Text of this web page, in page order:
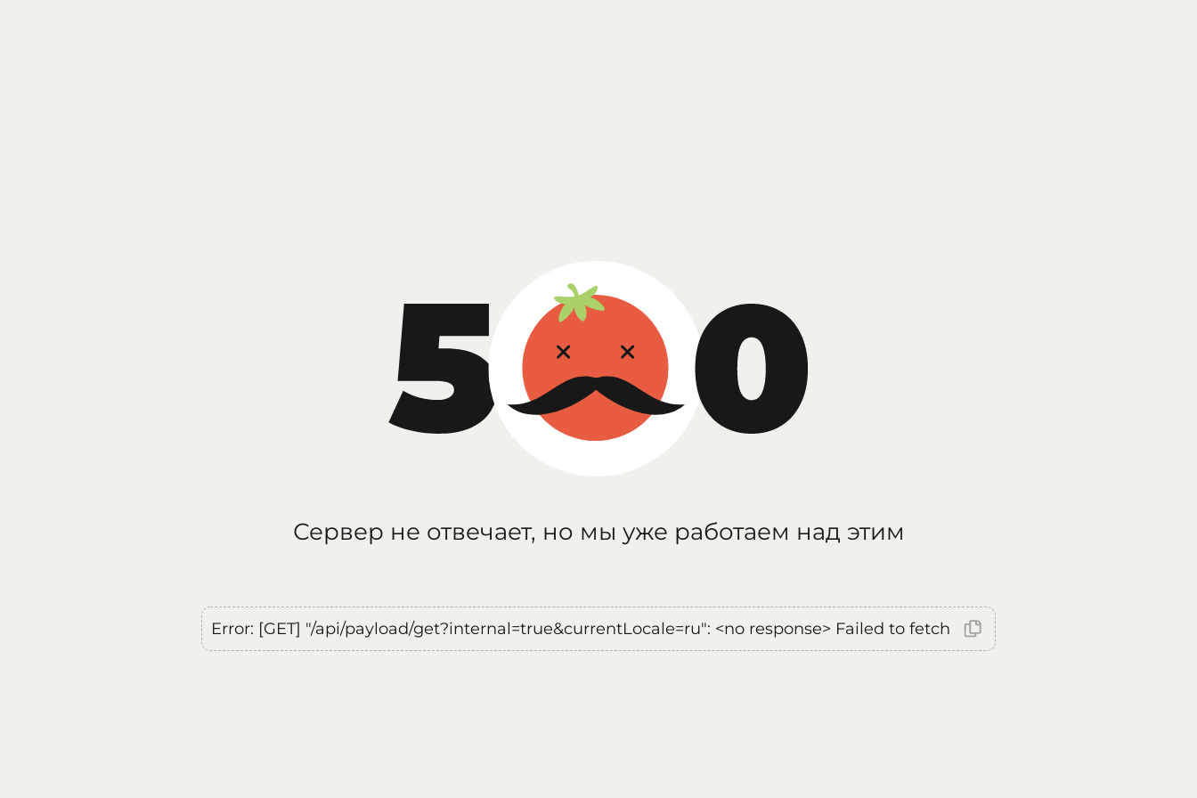
Сервер не отвечает, но мы уже работаем над этим
Error: [GET] "/api/payload/get?internal=true&currentLocale=ru": <no response> Failed to fetch